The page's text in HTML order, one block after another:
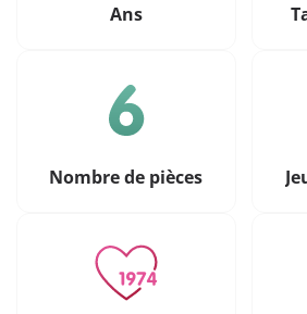
Ans
Nombre de pièces